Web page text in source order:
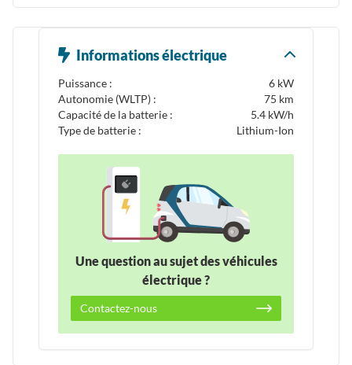
Informations électrique
Puissance :
6 kW
Autonomie (WLTP) :
75 km
Capacité de la batterie :
5.4 kW/h
Type de batterie :
Lithium-Ion
Une question au sujet des véhicules
électrique ?
Contactez-nous